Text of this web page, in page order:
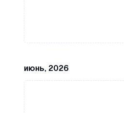
июнь, 2026